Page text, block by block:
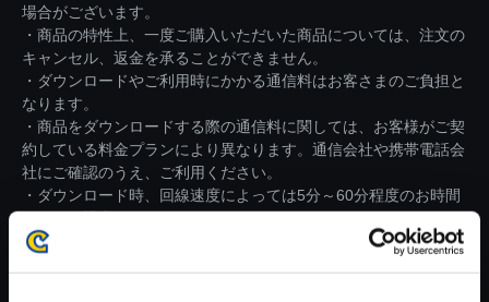
場合がございます。
・商品の特性上、一度ご購入いただいた商品については、注文の
キャンセル、返金を承ることができません。
・ダウンロードやご利用時にかかる通信料はお客さまのご負担と
なります。
・商品をダウンロードする際の通信料に関しては、お客様がご契
約している料金プランにより異なります。通信会社や携帯電話会
社にご確認のうえ、ご利用ください。
・ダウンロード時、回線速度によっては5分～60分程度のお時間
※ご購入いただいたファイルのダウンロードの際には、通信環境